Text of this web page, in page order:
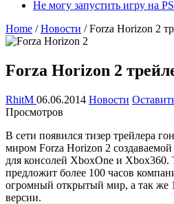
Не могу запустить игру на
Home / Новости / Forza Horizon 2
Forza Horizon 2
RhitM 06.06.2014 Новости
Просмотров
В сети появился тизер трейлера
миром Forza Horizon 2
для консолей XboxOne и Xbox360.
предложит более 100 часов
огромный открытый мир, а так же
версии.